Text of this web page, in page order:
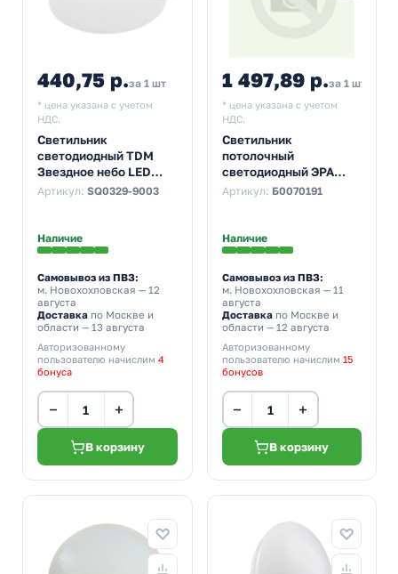
440,75 р.за 1 шт
* цена указана с учетом
НДС.
Светильник
светодиодный TDM
Звездное небо LED
ДПБ 02 12W 4000K
Артикул: SQ0329-9003
Наличие
Самовывоз из ПВЗ:
м. Новохохловская — 12
августа
Доставка по Москве и
области — 13 августа
Авторизованному
пользователю начислим 4
бонуса
− +
В корзину
1 497,89 р.за 1 шт
* цена указана с учетом
НДС.
Светильник
потолочный
светодиодный ЭРА
SPB-6 Chester 48W
Артикул: Б0070191
Наличие
Самовывоз из ПВЗ:
м. Новохохловская — 11
августа
Доставкапо Москве и
области — 12 августа
Авторизованному
пользователю начислим 15
бонусов
− +
В корзину